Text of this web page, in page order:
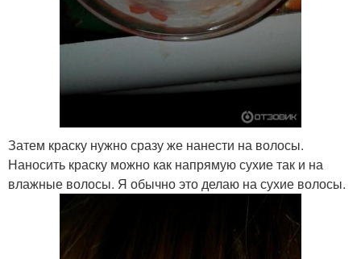
Затем краску нужно сразу же нанести на волосы.
Наносить краску можно как напрямую сухие так и на
влажные волосы. Я обычно это делаю на сухие волосы.